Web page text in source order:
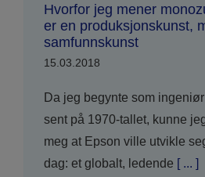
Hvorfor jeg mener
er en produksjonskunst,
samfunnskunst
15.03.2018
Da jeg begynte som
sent på 1970-tallet, kunne
meg at Epson ville utvikle
dag: et globalt, ledende [ ... ]